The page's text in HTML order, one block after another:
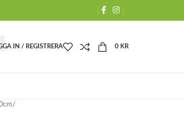
IN / REGISTRERA 0 KR